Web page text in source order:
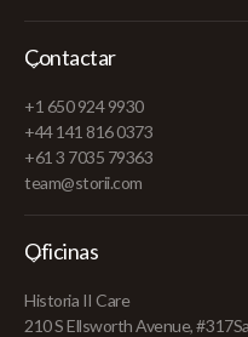
Contactar
+1 650 924 9930
+44 141 816 0373
+61 3 7035 79363
team@storii.com
Oficinas
Historia II Care
210 S Ellsworth Avenue,